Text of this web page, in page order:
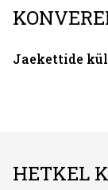
Jaekettide
HETKEL